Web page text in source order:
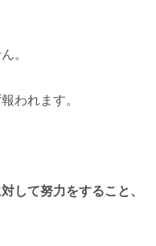
。
われます。
して努力をすること、